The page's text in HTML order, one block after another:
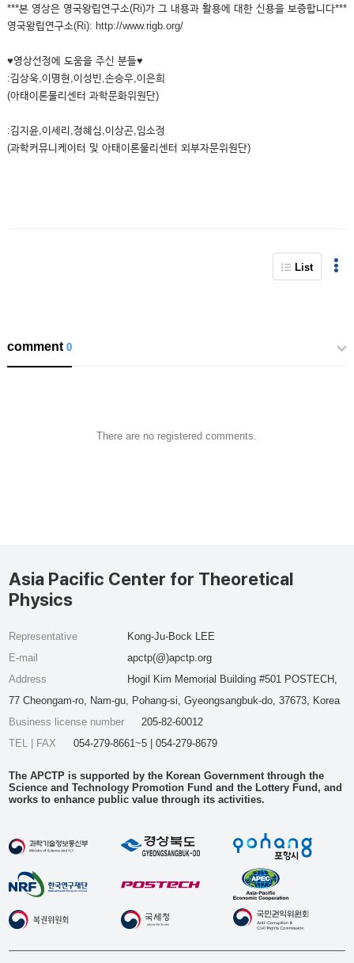
***본 영상은 영국왕립연구소(Ri)가 그 내용과 활용에 대한 신용을 보증합니다***
영국왕립연구소(Ri): http://www.rigb.org/
♥영상선정에 도움을 주신 분들♥
:김상욱,이명현,이성빈,손승우,이은희
(아태이론물리센터 과학문화위원단)
:김지윤,이세리,정혜심,이상곤,임소정
(과학커뮤니케이터 및 아태이론물리센터 외부자문위원단)
List
comment0
There are no registered comments.
Asia Pacific Center for Theoretical
Physics
Representative
Kong-Ju-Bock LEE
E-mail
apctp(@)apctp.org
Address
Hogil Kim Memorial Building #501 POSTECH,
77 Cheongam-ro, Nam-gu, Pohang-si, Gyeongsangbuk-do, 37673, Korea
Business license number
205-82-60012
TEL | FAX
054-279-8661~5 | 054-279-8679
The APCTP is supported by the Korean Government through the
Science and Technology Promotion Fund and the Lottery Fund, and
works to enhance public value through its activities.